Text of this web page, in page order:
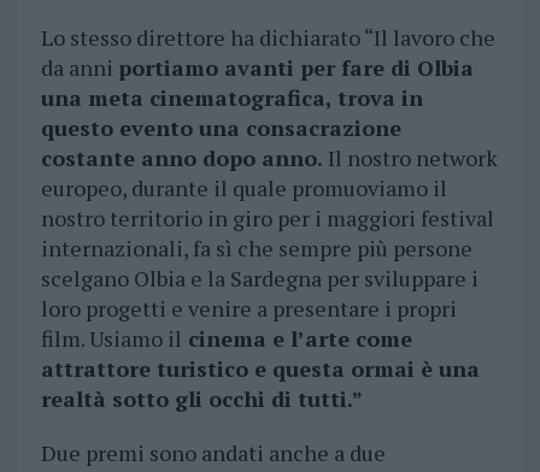
Lo stesso direttore ha dichiarato “Il lavoro che
da anni portiamo avanti per fare di Olbia
una meta cinematografica, trova in
questo evento una consacrazione
costante anno dopo anno. Il nostro network
europeo, durante il quale promuoviamo il
nostro territorio in giro per i maggiori festival
internazionali, fa sì che sempre più persone
scelgano Olbia e la Sardegna per sviluppare i
loro progetti e venire a presentare i propri
film. Usiamo il cinema e l’arte come
attrattore turistico e questa ormai è una
realtà sotto gli occhi di tutti.”
Due premi sono andati anche a due